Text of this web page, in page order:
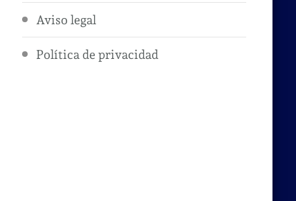
Aviso legal
Política de privacidad